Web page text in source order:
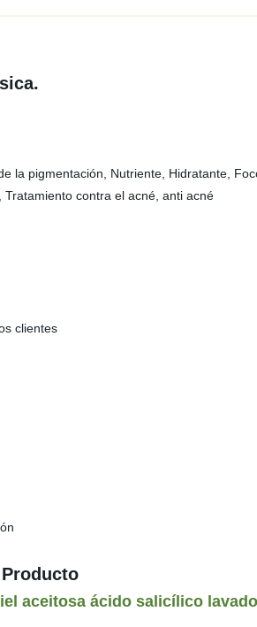
la pigmentación, Nutriente, Hidratante,
Tratamiento contra el acné, anti acné
clientes
aceitosa ácido salicílico